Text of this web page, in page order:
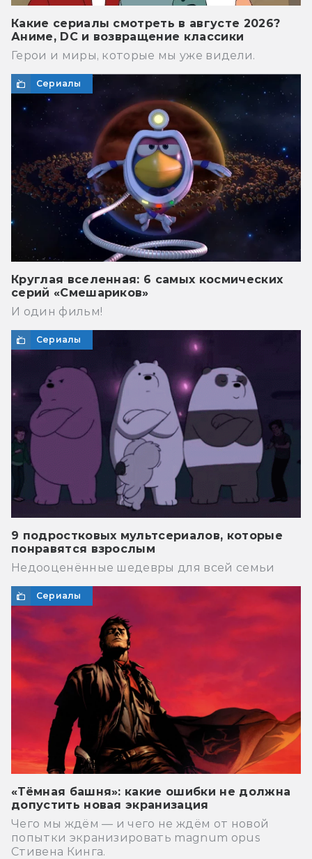
Какие сериалы смотреть в августе 2026?
Аниме, DC и возвращение классики
Герои и миры, которые мы уже видели.
Сериалы
Круглая вселенная: 6 самых космических
серий «Смешариков»
И один фильм!
Сериалы
9 подростковых мультсериалов, которые
понравятся взрослым
Недооценённые шедевры для всей семьи
Сериалы
«Тёмная башня»: какие ошибки не должна
допустить новая экранизация
Чего мы ждём — и чего не ждём от новой
попытки экранизировать magnum opus
Стивена Кинга.